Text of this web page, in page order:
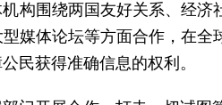
构围绕两国友好关系、经济
媒体论坛等方面合作，在
民获得准确信息的权利。